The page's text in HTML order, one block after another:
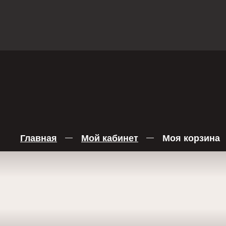
Главная Мой кабинет Моя корзина